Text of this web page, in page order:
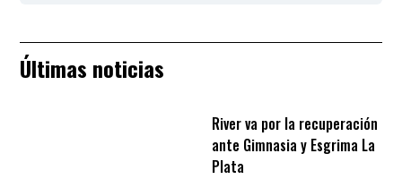
Últimas noticias
River va por la recuperación
ante Gimnasia y Esgrima La
Plata